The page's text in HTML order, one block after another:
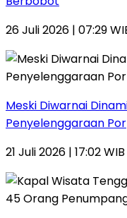
26 Juli 2026 | 07:29
Meski Diwarnai
Penyelenggaraan
21 Juli 2026 | 17:02 WIB